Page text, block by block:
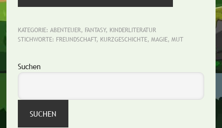
KATEGORIE: ABENTEUER, FANTASY, KINDERLITERATUR
STICHWORTE: FREUNDSCHAFT, KURZGESCHICHTE, MAGIE, MUT
Seitenspalte
Suchen
SUCHEN